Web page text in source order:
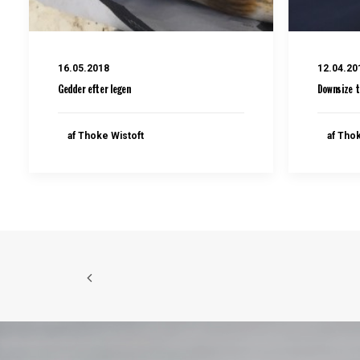
16.05.2018
Gedder efter legen
af Thoke Wistoft
Downsize
af